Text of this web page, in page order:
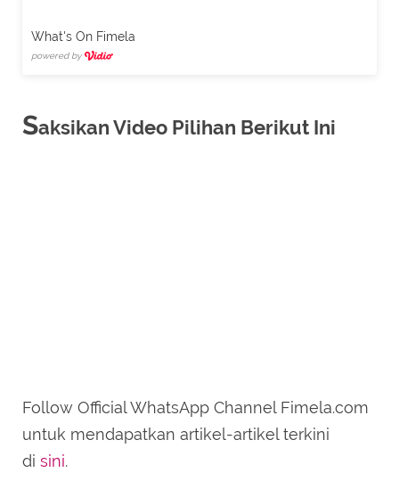
What's On Fimela
powered by
Saksikan Video Pilihan Berikut Ini
Follow Official WhatsApp Channel Fimela.com
untuk mendapatkan artikel-artikel terkini
di sini.